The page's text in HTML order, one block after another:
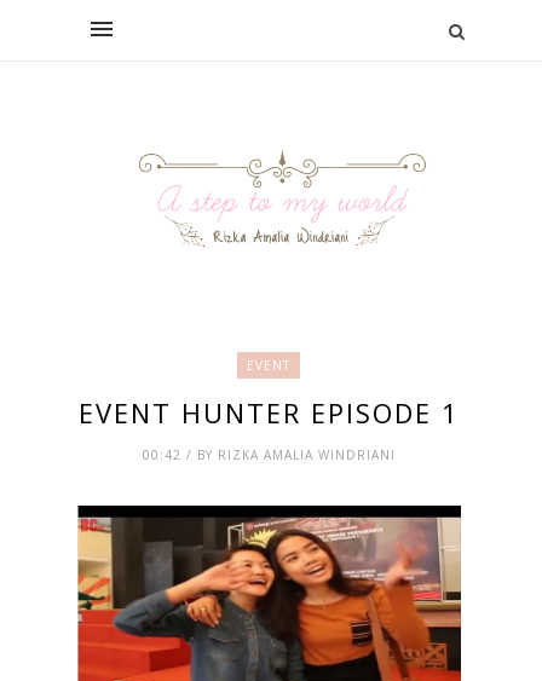
EVENT
EVENT HUNTER EPISODE 1
00:42 / BY RIZKA AMALIA WINDRIANI